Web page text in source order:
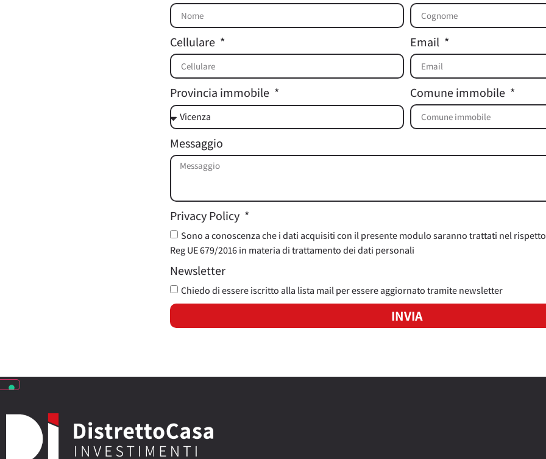
Cellulare Email
Provincia immobile Comune immobile
Messaggio
Privacy Policy
Sono a conoscenza che i dati acquisiti con il presente modulo saranno trattati nel rispetto
Reg UE 679/2016 in materia di trattamento dei dati personali
Newsletter
Chiedo di essere iscritto alla lista mail per essere aggiornato tramite newsletter
INVIA